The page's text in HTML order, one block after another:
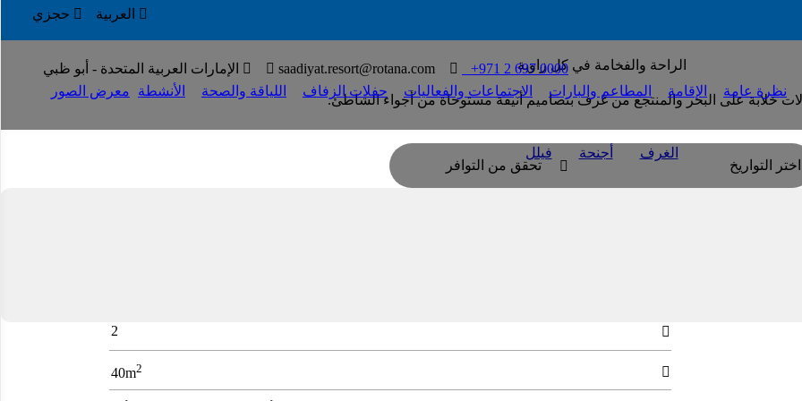
 العربية  حجزي
 +971 2 697 0000
 saadiyat.resort@rotana.com

الإمارات العربية المتحدة - أبو ظبي
نظرة عامة
الإقامة المطاعم والبارات الاجتماعات والفعاليات حفلات الزفاف اللياقة والصحة الأنشطة معرض الصور
اختر التواريخ  تحقق من التوافر
الراحة والفخامة في كل زاوية
خلابة على البحر والمنتجع من غرف بتصاميم أنيقة مستوحاة من أجواء الشاطئ.
الغرف أجنحة فيلل

2

40m2